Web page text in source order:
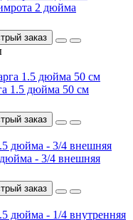
2 дюйма
заказ
1.5 дюйма 50 см
заказ
- 3/4 внешняя
заказ